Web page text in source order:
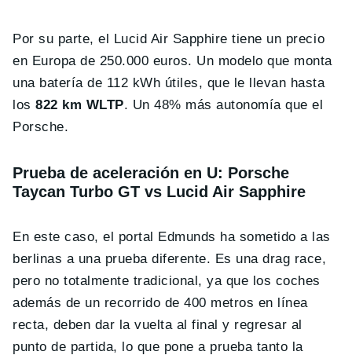
Por su parte, el Lucid Air Sapphire tiene un precio
en Europa de 250.000 euros. Un modelo que monta
una batería de 112 kWh útiles, que le llevan hasta
los 822 km WLTP. Un 48% más autonomía que el
Porsche.
Prueba de aceleración en U: Porsche
Taycan Turbo GT vs Lucid Air Sapphire
En este caso, el portal Edmunds ha sometido a las
berlinas a una prueba diferente. Es una drag race,
pero no totalmente tradicional, ya que los coches
además de un recorrido de 400 metros en línea
recta, deben dar la vuelta al final y regresar al
punto de partida, lo que pone a prueba tanto la